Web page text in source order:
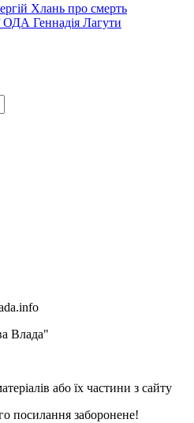
Хлань про смерть
ОДА Геннадія Лагути
Влада"
або їх частини з сайту
посилання заборонене!